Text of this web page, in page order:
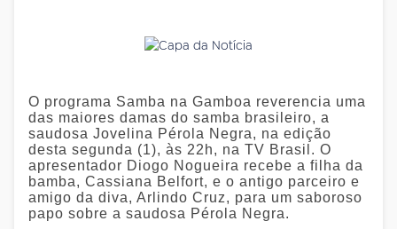
O programa Samba na Gamboa reverencia uma
das maiores damas do samba brasileiro, a
saudosa Jovelina Pérola Negra, na edição
desta segunda (1), às 22h, na TV Brasil. O
apresentador Diogo Nogueira recebe a filha da
bamba, Cassiana Belfort, e o antigo parceiro e
amigo da diva, Arlindo Cruz, para um saboroso
papo sobre a saudosa Pérola Negra.